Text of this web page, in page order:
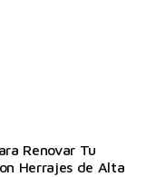
Renovar Tu
Herrajes de Alta